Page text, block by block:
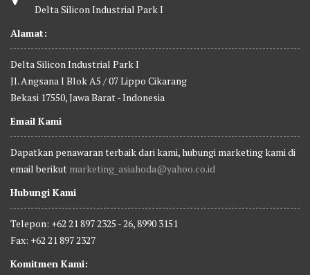
Delta Silicon Industrial Park I
Alamat:
Delta Silicon Industrial Park I
Jl. Angsana I Blok A5 / 07 Lippo Cikarang
Bekasi 17550, Jawa Barat - Indonesia
Email Kami
Dapatkan penawaran terbaik dari kami, hubungi marketing kami di
email berikut marketing_asiahoda@yahoo.co.id
Hubungi Kami
Telepon: +62 21 897 2325 - 26, 8990 3151
Fax: +62 21 897 2327
Komitmen Kami: